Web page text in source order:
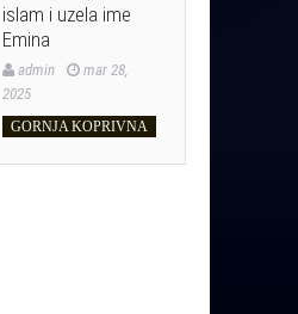
islam i uzela ime
Emina
admin
mar 28,
2025
GORNJA KOPRIVNA